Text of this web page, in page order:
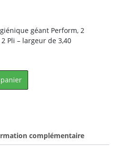
géant Perform, 2
Pli – largeur de 3,40
complémentaire